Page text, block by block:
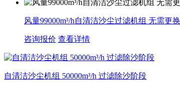
风量99000m³/h自清洁沙尘过滤机组 无需更
咨询报价 查看详情
自清洁沙尘机组 50000m³/h 过滤除沙阶段